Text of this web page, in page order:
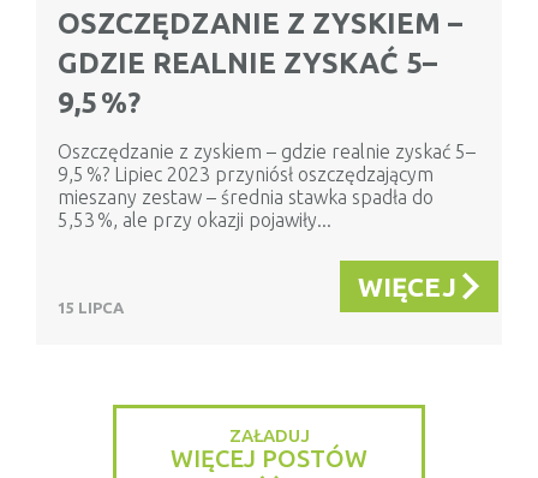
OSZCZĘDZANIE Z ZYSKIEM –
GDZIE REALNIE ZYSKAĆ 5–
9,5 %?
Oszczędzanie z zyskiem – gdzie realnie zyskać 5–
9,5 %? Lipiec 2023 przyniósł oszczędzającym
mieszany zestaw – średnia stawka spadła do
5,53 %, ale przy okazji pojawiły...
15 LIPCA
WIĘCEJ
ZAŁADUJ
WIĘCEJ POSTÓW